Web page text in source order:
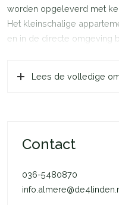
worden opgeleverd met
Het kleinschalige
en in de directe omgeving
Lees de volledige
Contact
036-5480870